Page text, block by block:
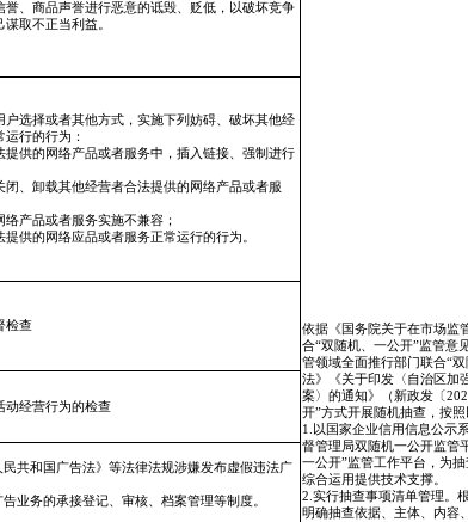
、商品声誉进行恶意的诋毁、贬低，以破坏竞争
取不正当利益。
依据《国务院关于在市场监
合“双随机、一公开”监管意
管领域全面推行部门联合“
法》《关于印发〈自治区加
案〉的通知》（新政发〔
开”方式开展随机抽查，按照
1.以国家企业信用信息公示
督管理局双随机一公开监管
一公开”监管工作平台，为
综合运用提供技术支撑。
2.实行抽查事项清单管理。
明确抽查依据、主体、内容
选择或者其他方式，实施下列妨碍、破坏其他经
行的行为：
提供的网络产品或者服务中，插入链接、强制进行
闭、卸载其他经营者合法提供的网络产品或者服
络产品或者服务实施不兼容；
提供的网络应品或者服务正常运行的行为。
检查
动经营行为的检查
民共和国广告法》 等法律法规涉嫌发布虚假违法广
业务的承接登记、审核、档案管理等制度。